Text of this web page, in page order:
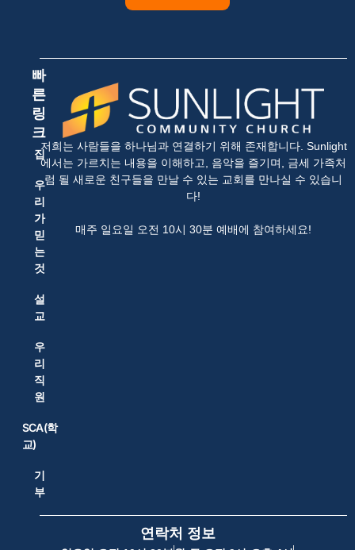
빠
른
링
크
집
우
리
가
믿
는
것
설
교
우
리
직
원
SCA(학
교)
기
부
저희는 사람들을 하나님과 연결하기 위해 존재합니다. Sunlight
에서는 가르치는 내용을 이해하고, 음악을 즐기며, 금세 가족처
럼 될 새로운 친구들을 만날 수 있는 교회를 만나실 수 있습니
다!
매주 일요일 오전 10시 30분 예배에 참여하세요!
연락처 정보